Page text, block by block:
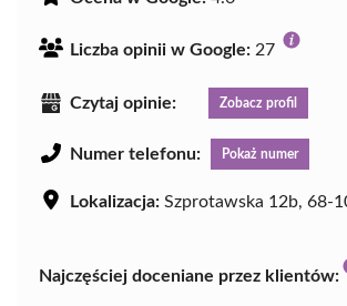
Liczba opinii w Google: 27
Czytaj opinie: Zobacz profil
Numer telefonu: Pokaż numer
Lokalizacja: Szprotawska 12b, 68-
Najczęściej doceniane przez klientów: